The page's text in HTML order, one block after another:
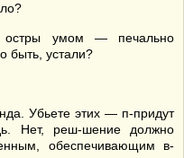
умом — печально
быть, устали?
Убьете этих — п-придут
Нет, реш-шение должно
обеспечивающим в-